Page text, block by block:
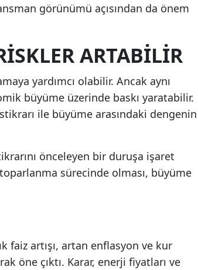
görünümü açısından da önem
ARTABILIR
yardımcı olabilir. Ancak aynı
büyüme üzerinde baskı yaratabilir.
ile büyüme arasındaki dengenin
önceleyen bir duruşa işaret
sürecinde olması, büyüme
faiz artışı, artan enflasyon ve kur
öne çıktı. Karar, enerji fiyatları ve